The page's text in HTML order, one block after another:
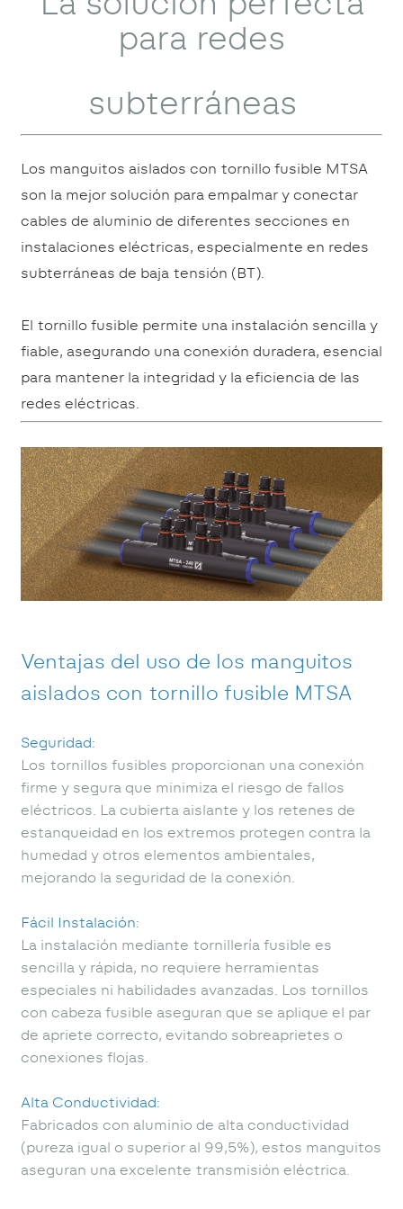
para redes
subterráneas
Los manguitos aislados con tornillo fusible MTSA
son la mejor solución para empalmar y conectar
cables de aluminio de diferentes secciones en
instalaciones eléctricas, especialmente en redes
subterráneas de baja tensión (BT).
El tornillo fusible permite una instalación sencilla y
fiable, asegurando una conexión duradera, esencial
para mantener la integridad y la eficiencia de las
redes eléctricas.
Ventajas del uso de los manguitos
aislados con tornillo fusible MTSA
Seguridad:
Los tornillos fusibles proporcionan una conexión
firme y segura que minimiza el riesgo de fallos
eléctricos. La cubierta aislante y los retenes de
estanqueidad en los extremos protegen contra la
humedad y otros elementos ambientales,
mejorando la seguridad de la conexión.
Fácil Instalación:
La instalación mediante tornillería fusible es
sencilla y rápida, no requiere herramientas
especiales ni habilidades avanzadas. Los tornillos
con cabeza fusible aseguran que se aplique el par
de apriete correcto, evitando sobreaprietes o
conexiones flojas.
Alta Conductividad:
Fabricados con aluminio de alta conductividad
(pureza igual o superior al 99,5%), estos manguitos
aseguran una excelente transmisión eléctrica.